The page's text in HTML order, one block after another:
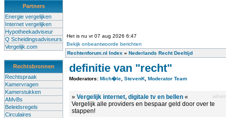
Partners
Energie vergelijken
Internet vergelijken
Hypotheekadviseur
Q Scheidingsadviseurs
Vergelijk.com
Rechtsbronnen
Rechtspraak
Kamervragen
Kamerstukken
AMvBs
Beleidsregels
Circulaires
Het is nu vr 07 aug 2026 6:47
Bekijk onbeantwoorde berichten
Rechtenforum.nl Index » Nederlands Recht Deeltijd
definitie van "recht"
Moderators: Mich�le StevenK Moderator Team
» Vergelijk internet, digitale tv en bellen «
Vergelijk alle providers en bespaar geld door over te
stappen!